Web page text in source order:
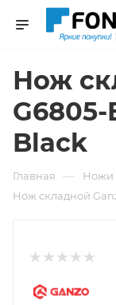
Нож
G6805-
Black
Главная — Ножи
Нож складной